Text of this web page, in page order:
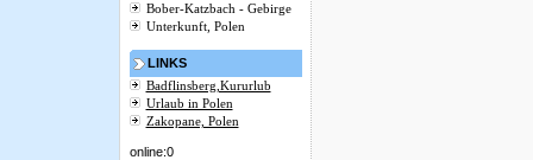
Bober-Katzbach - Gebirge
Unterkunft, Polen
LINKS
Badflinsberg,Kururlub
Urlaub in Polen
Zakopane, Polen
online:0